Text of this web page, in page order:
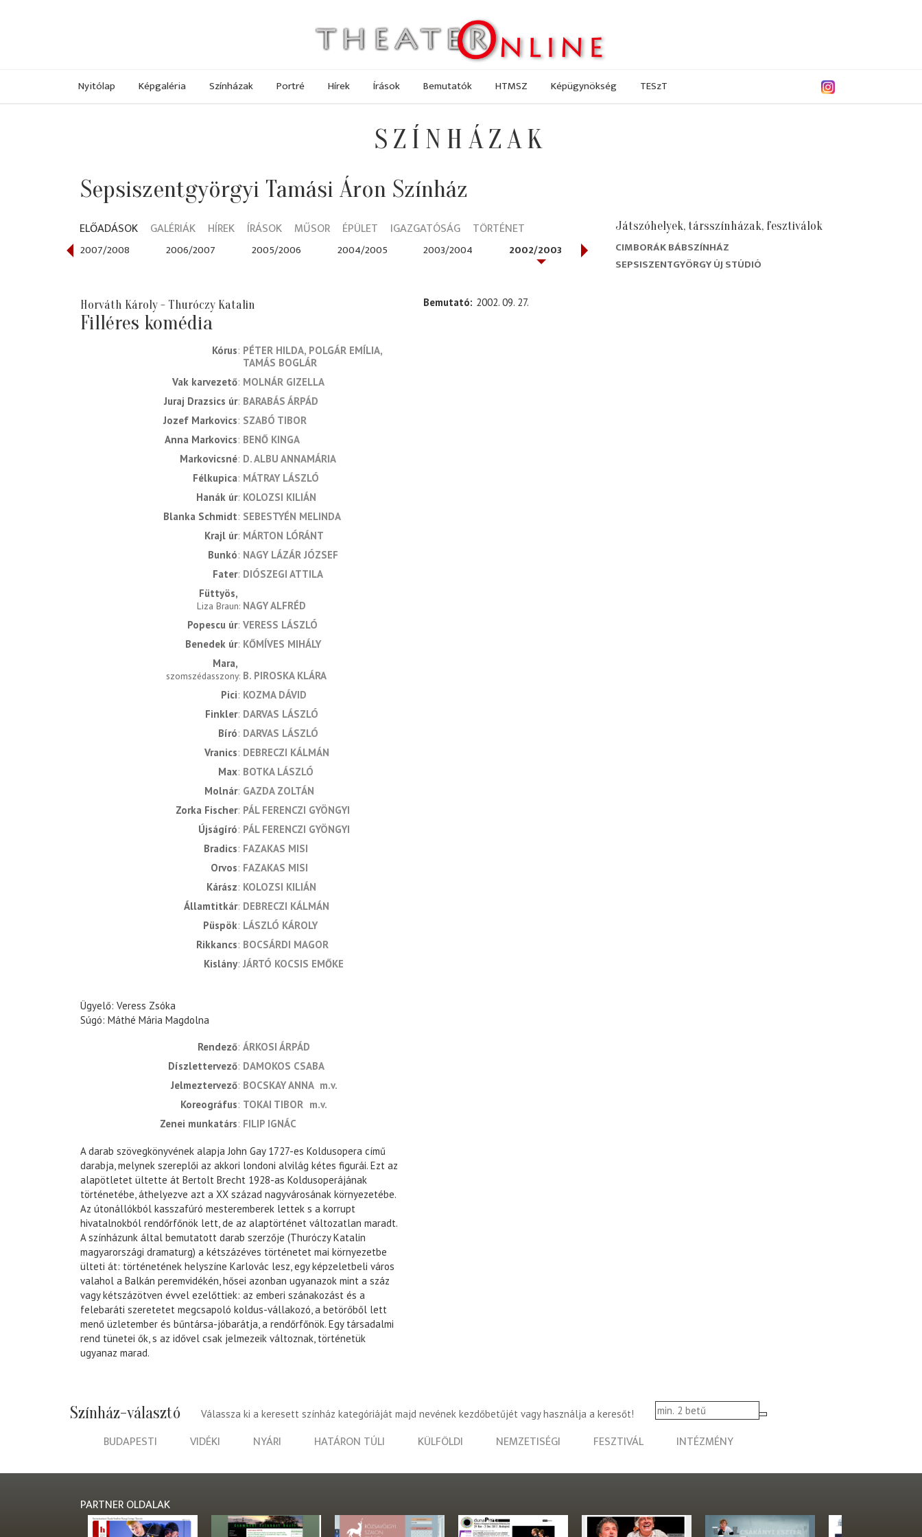
Nyitólap Képgaléria Színházak Portré Hírek Írások Bemutatók HTMSZ Képügynökség TESzT
SZÍNHÁZAK
Sepsiszentgyörgyi Tamási Áron Színház
ELŐADÁSOK GALÉRIÁK HÍREK ÍRÁSOK MŰSOR ÉPÜLET IGAZGATÓSÁG TÖRTÉNET
2007/2008 2006/2007 2005/2006 2004/2005 2003/2004 2002/2003 2001/2002 2000/2001
Horváth Károly - Thuróczy Katalin
Filléres komédia
Kórus PÉTER HILDA POLGÁR EMÍLIA
TAMÁS BOGLÁR
Vak karvezető MOLNÁR GIZELLA
Juraj Drazsics úr BARABÁS ÁRPÁD
Jozef Markovics SZABÓ TIBOR
Anna Markovics BENŐ KINGA
Markovicsné D. ALBU ANNAMÁRIA
Félkupica MÁTRAY LÁSZLÓ
Hanák úr KOLOZSI KILIÁN
Blanka Schmidt SEBESTYÉN MELINDA
Krajl úr MÁRTON LÓRÁNT
Bunkó NAGY LÁZÁR JÓZSEF
Fater DIÓSZEGI ATTILA
Füttyös
Liza Braun NAGY ALFRÉD
Popescu úr VERESS LÁSZLÓ
Benedek úr KŐMÍVES MIHÁLY
Mara
szomszédasszony B. PIROSKA KLÁRA
Pici KOZMA DÁVID
Finkler DARVAS LÁSZLÓ
Bíró DARVAS LÁSZLÓ
Vranics DEBRECZI KÁLMÁN
Max BOTKA LÁSZLÓ
Molnár GAZDA ZOLTÁN
Zorka Fischer PÁL FERENCZI GYÖNGYI
Újságíró PÁL FERENCZI GYÖNGYI
Bradics FAZAKAS MISI
Orvos FAZAKAS MISI
Kárász KOLOZSI KILIÁN
Államtitkár DEBRECZI KÁLMÁN
Püspök LÁSZLÓ KÁROLY
Rikkancs BOCSÁRDI MAGOR
Kislány JÁRTÓ KOCSIS EMŐKE
Ügyelő: Veress Zsóka
Súgó: Máthé Mária Magdolna
rendező ÁRKOSI ÁRPÁD
díszlettervező DAMOKOS CSABA
jelmeztervező BOCSKAY ANNA m.v.
koreográfus TOKAI TIBOR m.v.
zenei munkatárs FILIP IGNÁC
A darab szövegkönyvének alapja John Gay 1727-es Koldusopera című
darabja, melynek szereplői az akkori londoni alvilág kétes figurái. Ezt az
alapötletet ültette át Bertolt Brecht 1928-as Koldusoperájának
történetébe, áthelyezve azt a XX század nagyvárosának környezetébe.
Az útonállókból kasszafúró mesteremberek lettek s a korrupt
hivatalnokból rendőrfőnök lett, de az alaptörténet változatlan maradt.
A színházunk által bemutatott darab szerzője (Thuróczy Katalin
magyarországi dramaturg) a kétszázéves történetet mai környezetbe
ülteti át: történetének helyszíne Karlovác lesz, egy képzeletbeli város
valahol a Balkán peremvidékén, hősei azonban ugyanazok mint a száz
vagy kétszázötven évvel ezelőttiek: az emberi szánakozást és a
felebaráti szeretetet megcsapoló koldus-vállakozó, a betörőből lett
menő üzletember és bűntársa-jóbarátja, a rendőrfőnök. Egy társadalmi
rend tünetei ők, s az idővel csak jelmezeik változnak, történetük
ugyanaz marad.
Bemutató 2002. 09. 27.
Játszóhelyek, társszínházak, fesztiválok
CIMBORÁK BÁBSZÍNHÁZ
SEPSISZENTGYÖRGY ÚJ STÚDIÓ
Színház-választó Válassza ki a keresett színház kategóriáját majd nevének kezdőbetűjét vagy használja a keresőt!
BUDAPESTI VIDÉKI NYÁRI HATÁRON TÚLI KÜLFÖLDI NEMZETISÉGI FESZTIVÁL INTÉZMÉNY
PARTNER OLDALAK